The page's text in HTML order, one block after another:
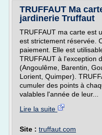
TRUFFAUT Ma
jardinerie Truffaut
TRUFFAUT ma carte est
est strictement réservée.
paiement. Elle est
TRUFFAUT à l'exception
(Angoulême, Barentin,
Lorient, Quimper).
cumuler des points à
valables l'année de leur...
Lire la suite
Site : truffaut.com